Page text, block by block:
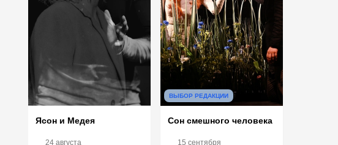
Ясон и Медея
24 августа
ВЫБОР РЕДАКЦИИ
Сон смешного человека
15 сентября